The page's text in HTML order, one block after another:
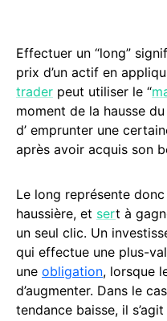
Effectuer un “long”
prix d’un actif en
trader peut utiliser le “
moment de la hausse
d’ emprunter une
après avoir acquis son
Le long représente
haussière, et sert à
un seul clic. Un
qui effectue une plus-
une obligation, lorsque
d’augmenter. Dans le
tendance baisse, il s’agit